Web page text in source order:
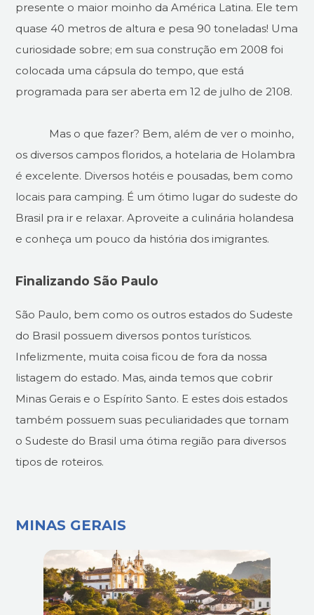
presente o maior moinho da América Latina. Ele tem
quase 40 metros de altura e pesa 90 toneladas! Uma
curiosidade sobre; em sua construção em 2008 foi
colocada uma cápsula do tempo, que está
programada para ser aberta em 12 de julho de 2108.
Mas o que fazer? Bem, além de ver o moinho,
os diversos campos floridos, a hotelaria de Holambra
é excelente. Diversos hotéis e pousadas, bem como
locais para camping. É um ótimo lugar do sudeste do
Brasil pra ir e relaxar. Aproveite a culinária holandesa
e conheça um pouco da história dos imigrantes.
Finalizando São Paulo
São Paulo, bem como os outros estados do Sudeste
do Brasil possuem diversos pontos turísticos.
Infelizmente, muita coisa ficou de fora da nossa
listagem do estado. Mas, ainda temos que cobrir
Minas Gerais e o Espírito Santo. E estes dois estados
também possuem suas peculiaridades que tornam
o Sudeste do Brasil uma ótima região para diversos
tipos de roteiros.
MINAS GERAIS